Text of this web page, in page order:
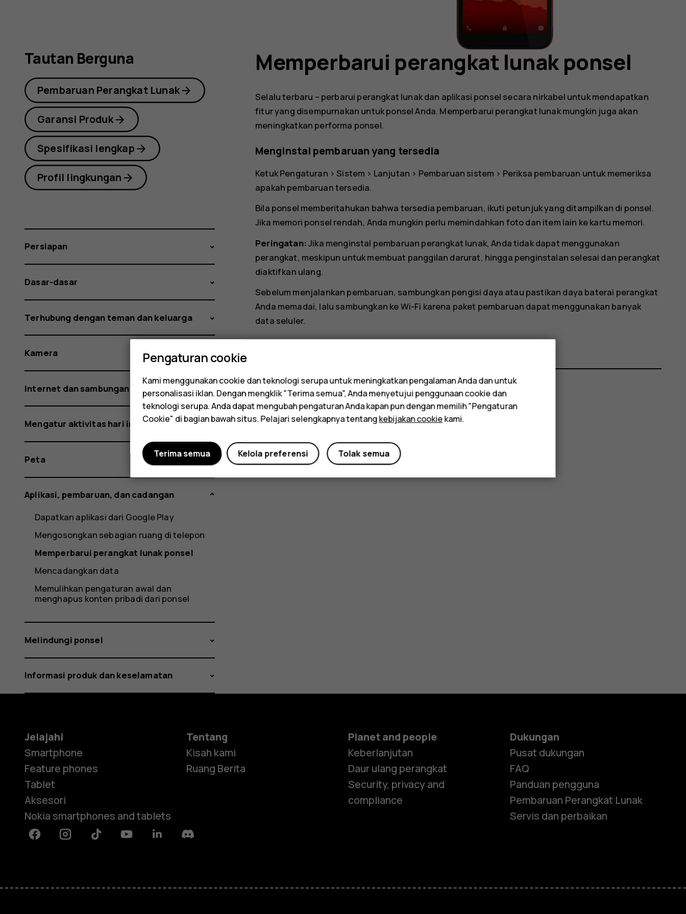
Smartphone
Memperbarui perangkat lunak ponsel
Selalu terbaru – perbarui perangkat lunak dan aplikasi ponsel secara nirkabel untuk mendapatkan
fitur yang disempurnakan untuk ponsel Anda. Memperbarui perangkat lunak mungkin juga akan
meningkatkan performa ponsel.
Menginstal pembaruan yang tersedia
KetukPengaturan > Sistem > Lanjutan > Pembaruan sistem > Periksa pembaruan untuk memeriksa
apakah pembaruan tersedia.
Bila ponsel memberitahukan bahwa tersedia pembaruan, ikuti petunjuk yang ditampilkan di ponsel.
Jika memori ponsel rendah, Anda mungkin perlu memindahkan foto dan item lain ke kartu memori.
Peringatan:Jika menginstal pembaruan perangkat lunak, Anda tidak dapat menggunakan
perangkat, meskipun untuk membuat panggilan darurat, hingga penginstalan selesai dan perangkat
diaktifkan ulang.
Sebelum menjalankan pembaruan, sambungkan pengisi daya atau pastikan daya baterai perangkat
Anda memadai, lalu sambungkan ke Wi-Fi karena paket pembaruan dapat menggunakan banyak
data seluler.
Apakah ini membantu?
Ya Tidak
Tautan Berguna
Pembaruan Perangkat Lunak
Garansi Produk
Spesifikasi lengkap
Profil lingkungan
Persiapan
Dasar-dasar
Terhubung dengan teman dan keluarga
Kamera
Internet dan sambungan
Mengatur aktivitas hari ini
Peta
Aplikasi, pembaruan, dan cadangan
Dapatkan aplikasi dari Google Play
Mengosongkan sebagian ruang di telepon
Memperbarui perangkat lunak ponsel
Mencadangkan data
Memulihkan pengaturan awal dan
menghapus konten pribadi dari ponsel
Melindungi ponsel
Informasi produk dan keselamatan
Jelajahi
Smartphone
Feature phones
Tablet
Aksesori
Nokia smartphones and tablets
Tentang
Kisah kami
Ruang Berita
Planet and people
Keberlanjutan
Daur ulang perangkat
Security, privacy and
compliance
Dukungan
Pusat dukungan
FAQ
Panduan pengguna
Pembaruan Perangkat Lunak
Servis dan perbaikan
FacebookInstagramTiktok YoutubeLinkedinDiscord
Pengaturan cookie
Kami menggunakan cookie dan teknologi serupa untuk meningkatkan pengalaman Anda dan untuk
personalisasi iklan. Dengan mengklik "Terima semua", Anda menyetujui penggunaan cookie dan
teknologi serupa. Anda dapat mengubah pengaturan Anda kapan pun dengan memilih "Pengaturan
Cookie" di bagian bawah situs. Pelajari selengkapnya tentangkebijakan cookiekami.
Tolak semua
Kelola preferensi
Terima semua